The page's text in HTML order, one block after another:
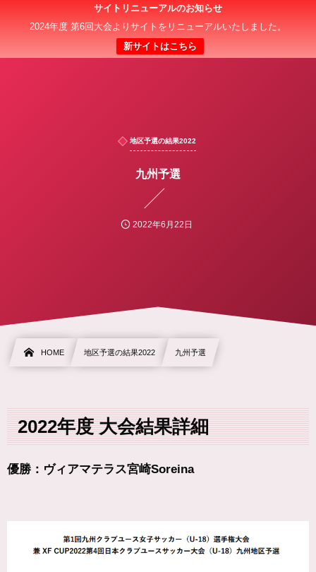
サイトリニューアルのお知らせ
2024年度 第6回大会よりサイトをリニューアルいたしました。
新サイトはこちら
日本クラブユース 女子サッカー大会(U-18)
地区予選の結果2022
九州予選
2022年6月22日
HOME 地区予選の結果2022 九州予選
2022年度 大会結果詳細
優勝：ヴィアマテラス宮崎Soreina